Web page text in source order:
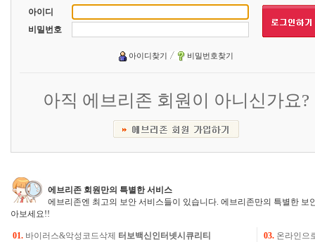
아이디
비밀번호
아이디찾기 비밀번호찾기
아직 에브리존 회원이 아니신가요?
에브리존 회원만의 특별한 서비스
에브리존엔 최고의 보안 서비스들이 있습니다. 에브리존만의 특별한 보
아보세요!!
01. 바이러스&악성코드삭제 터보백신인터넷시큐리티 03. 온라인으